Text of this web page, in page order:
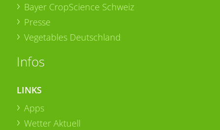
Bayer CropScience Schweiz
Presse
Vegetables Deutschland
Infos
LINKS
Apps
Wetter Aktuell